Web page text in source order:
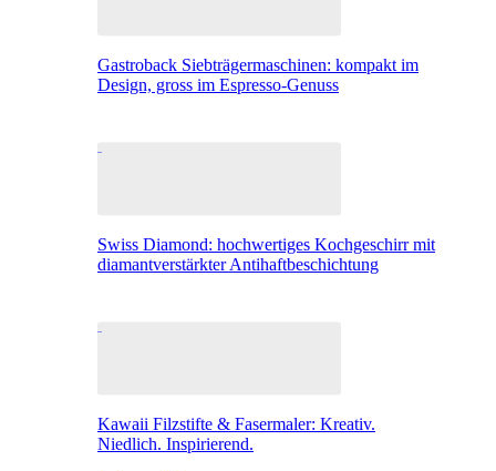
Gastroback Siebträgermaschinen: kompakt im
Design, gross im Espresso-Genuss
Swiss Diamond: hochwertiges Kochgeschirr mit
diamantverstärkter Antihaftbeschichtung
Kawaii Filzstifte & Fasermaler: Kreativ.
Niedlich. Inspirierend.